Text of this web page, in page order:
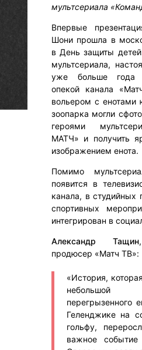
мультсериала
Впервые
Шони прошла в
в День защиты
мультсериала,
уже больше года
опекой канала
вольером с енотами
зоопарка могли
героями
МАТЧ» и получить
изображением енота.
Помимо
появится в
канала, в студийных
спортивных
интегрирован в
Александр Тащин
продюсер «Матч ТВ»:
«История,
перегрызенного
Геленджике на
гольфу,
важное